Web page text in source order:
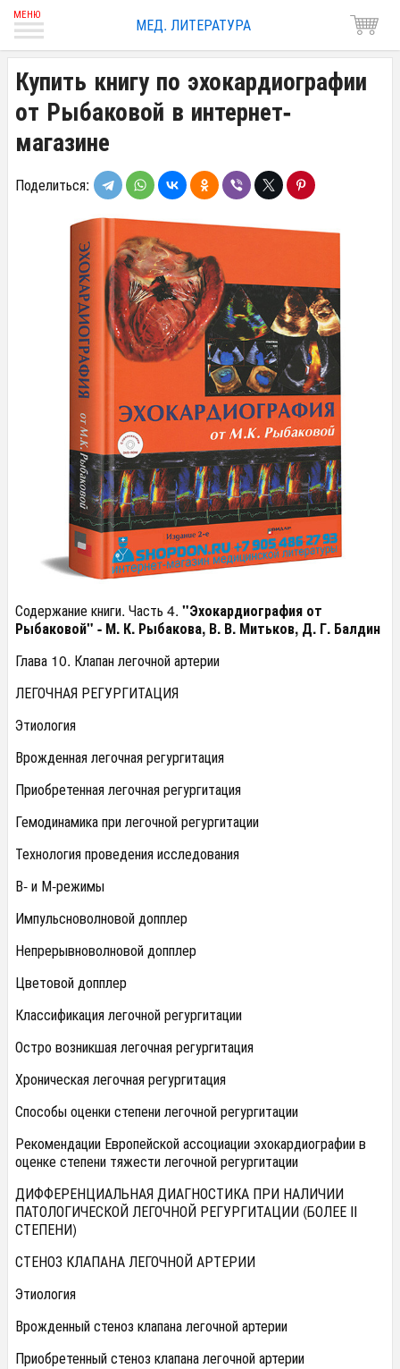
МЕД. ЛИТЕРАТУРА
Купить книгу по эхокардиографии
от Рыбаковой в интернет-
магазине
Поделиться:
Содержание книги. Часть 4. "Эхокардиография от
Рыбаковой" - М. К. Рыбакова, В. В. Митьков, Д. Г. Балдин
Глава 10. Клапан легочной артерии
ЛЕГОЧНАЯ РЕГУРГИТАЦИЯ
Этиология
Врожденная легочная регургитация
Приобретенная легочная регургитация
Гемодинамика при легочной регургитации
Технология проведения исследования
В- и М-режимы
Импульсноволновой допплер
Непрерывноволновой допплер
Цветовой допплер
Классификация легочной регургитации
Остро возникшая легочная регургитация
Хроническая легочная регургитация
Способы оценки степени легочной регургитации
Рекомендации Европейской ассоциации эхокардиографии в
оценке степени тяжести легочной регургитации
ДИФФЕРЕНЦИАЛЬНАЯ ДИАГНОСТИКА ПРИ НАЛИЧИИ
ПАТОЛОГИЧЕСКОЙ ЛЕГОЧНОЙ РЕГУРГИТАЦИИ (БОЛЕЕ II
СТЕПЕНИ)
СТЕНОЗ КЛАПАНА ЛЕГОЧНОЙ АРТЕРИИ
Этиология
Врожденный стеноз клапана легочной артерии
Приобретенный стеноз клапана легочной артерии